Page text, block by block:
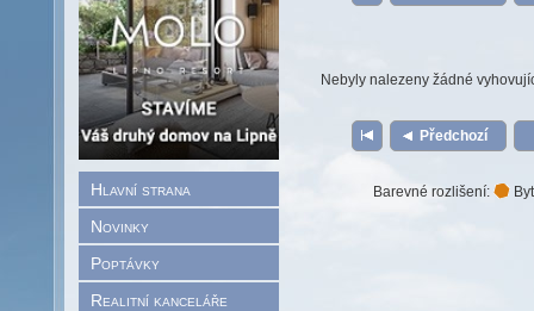
Hlavní strana
Novinky
Poptávky
Realitní kanceláře
Nebyly nalezeny žádné
Předchozí
Barevné rozlišení: